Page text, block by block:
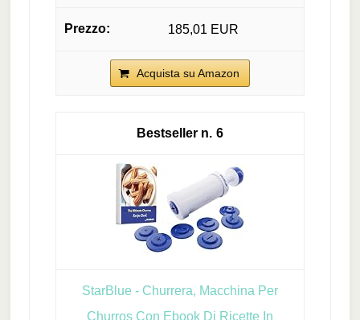
185,01 EUR
Acquista su Amazon
6
StarBlue - Churrera, Macchina Per
Churros Con Ebook Di Ricette In